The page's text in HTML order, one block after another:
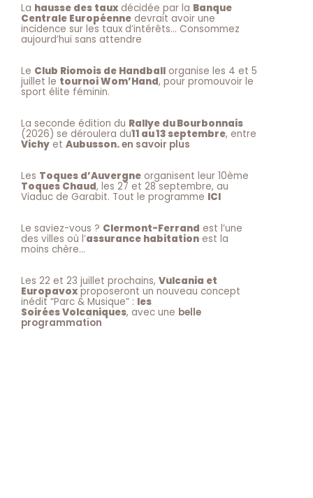
La hausse des taux décidée par la Banque
Centrale Européenne devrait avoir une
incidence sur les taux d’intérêts… Consommez
aujourd’hui sans attendre
Le Club Riomois de Handball organise les 4 et 5
juillet le tournoi Wom’Hand, pour promouvoir le
sport élite féminin.
La seconde édition du Rallye du Bourbonnais
(2026) se déroulera du11 au 13 septembre, entre
Vichy et Aubusson.en savoir plus
Les Toques d’Auvergne organisent leur 10ème
Toques Chaud, les 27 et 28 septembre, au
Viaduc de Garabit. Tout le programme ICI
Le saviez-vous ? Clermont-Ferrand est l’une
des villes où l’assurance habitation est la
moins chère…
Les 22 et 23 juillet prochains, Vulcania et
Europavoxproposeront un nouveau concept
inédit “Parc & Musique” : les
Soirées Volcaniques, avec une belle
programmation